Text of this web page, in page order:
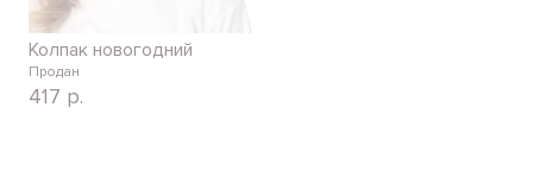
Колпак новогодний
Продан
417 р.